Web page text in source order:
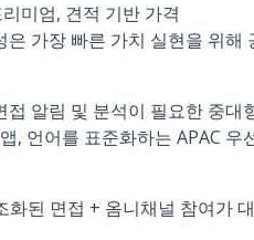
미엄, 견적 기반 가격
은 가장 빠른 가치 실현을 위해
알림 및 분석이 필요한 중대
, 언어를 표준화하는 APAC 우
화된 면접 + 옴니채널 참여가